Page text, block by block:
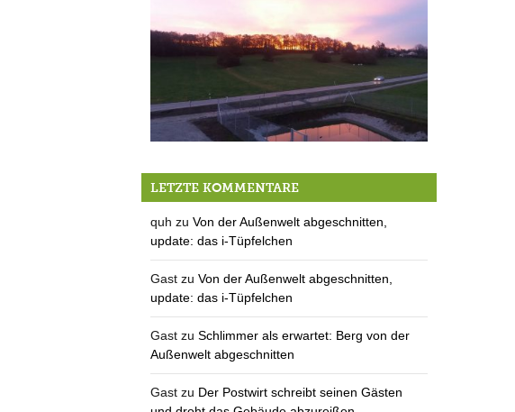
LETZTE KOMMENTARE
quh zuVon der Außenwelt abgeschnitten,
update: das i-Tüpfelchen
Gast zuVon der Außenwelt abgeschnitten,
update: das i-Tüpfelchen
Gast zuSchlimmer als erwartet: Berg von der
Außenwelt abgeschnitten
Gast zu Der Postwirt schreibt seinen Gästen